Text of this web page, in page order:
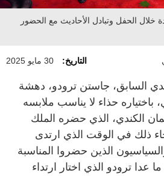
خلال الحفل وتبادل الأحاديث مع الحضور
التاريخ: 30 مايو 2025
السابق، جاستن ترودو، دهشة
باختياره حذاء لا يناسب ملابسه
الكندي، الذي حضره الملك
جاء ذلك في الوقت الذي ارتدى
والسياسيون الذين حضروا المناسبة
عدا ترودو الذي اختار ارتداء